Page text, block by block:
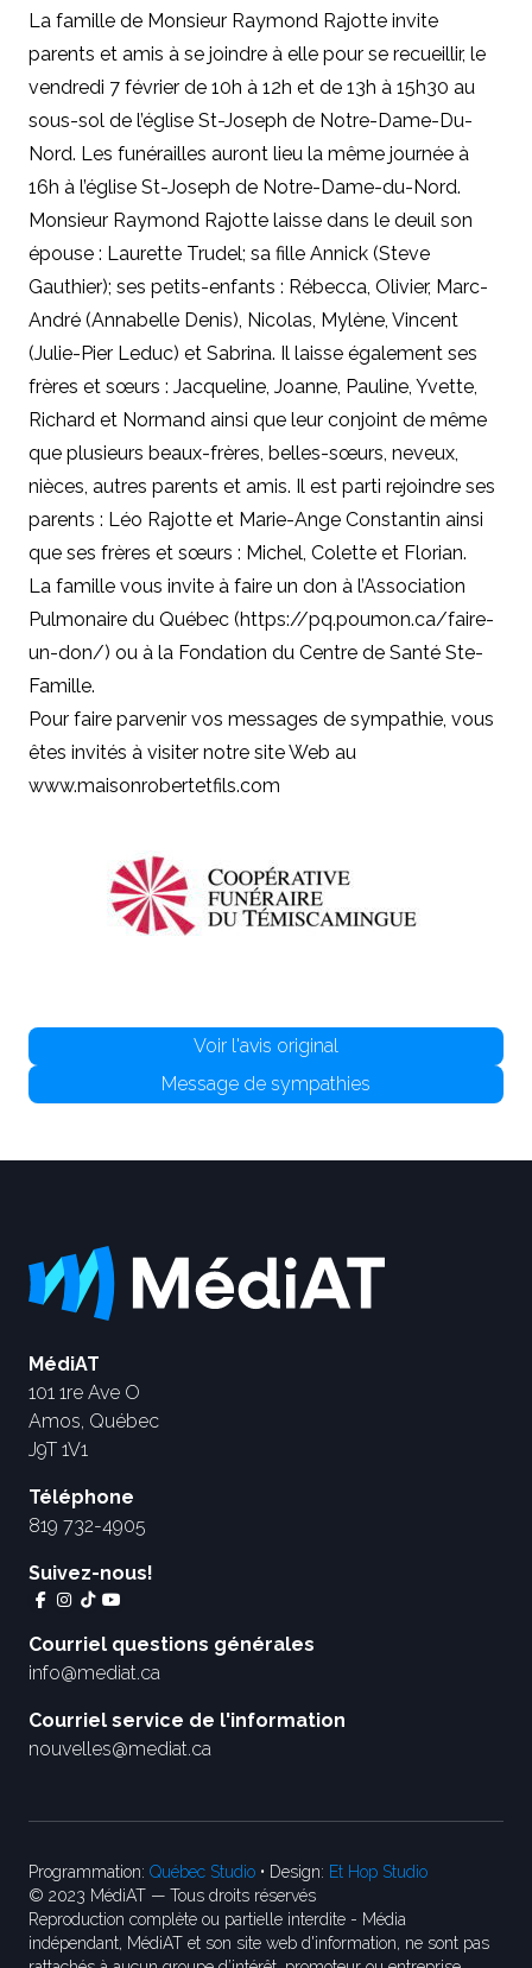
La famille de Monsieur Raymond Rajotte invite
parents et amis à se joindre à elle pour se recueillir, le
vendredi 7 février de 10h à 12h et de 13h à 15h30 au
sous-sol de l’église St-Joseph de Notre-Dame-Du-
Nord. Les funérailles auront lieu la même journée à
16h à l’église St-Joseph de Notre-Dame-du-Nord.
Monsieur Raymond Rajotte laisse dans le deuil son
épouse : Laurette Trudel; sa fille Annick (Steve
Gauthier); ses petits-enfants : Rébecca, Olivier, Marc-
André (Annabelle Denis), Nicolas, Mylène, Vincent
(Julie-Pier Leduc) et Sabrina. Il laisse également ses
frères et sœurs : Jacqueline, Joanne, Pauline, Yvette,
Richard et Normand ainsi que leur conjoint de même
que plusieurs beaux-frères, belles-sœurs, neveux,
nièces, autres parents et amis. Il est parti rejoindre ses
parents : Léo Rajotte et Marie-Ange Constantin ainsi
que ses frères et sœurs : Michel, Colette et Florian.
La famille vous invite à faire un don à l’Association
Pulmonaire du Québec (https://pq.poumon.ca/faire-
un-don/) ou à la Fondation du Centre de Santé Ste-
Famille.
Pour faire parvenir vos messages de sympathie, vous
êtes invités à visiter notre site Web au
www.maisonrobertetfils.com
Voir l'avis original
Message de sympathies
MédiAT
101 1re Ave O
Amos, Québec
J9T 1V1
Téléphone
819 732-4905
Suivez-nous!
Courriel questions générales
info@mediat.ca
Courriel service de l'information
nouvelles@mediat.ca
Programmation: Québec Studio • Design: Et Hop Studio
© 2023 MédiAT — Tous droits réservés
Reproduction complète ou partielle interdite - Média
indépendant, MédiAT et son site web d'information, ne sont pas